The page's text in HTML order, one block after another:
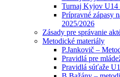
Turnaj Kyjov U14
Prípravné zápasy
2025/2026
Zásady pre správanie
Metodické materiály
P.Jankovič –
Pravidlá pre
Pravidlá súťaže